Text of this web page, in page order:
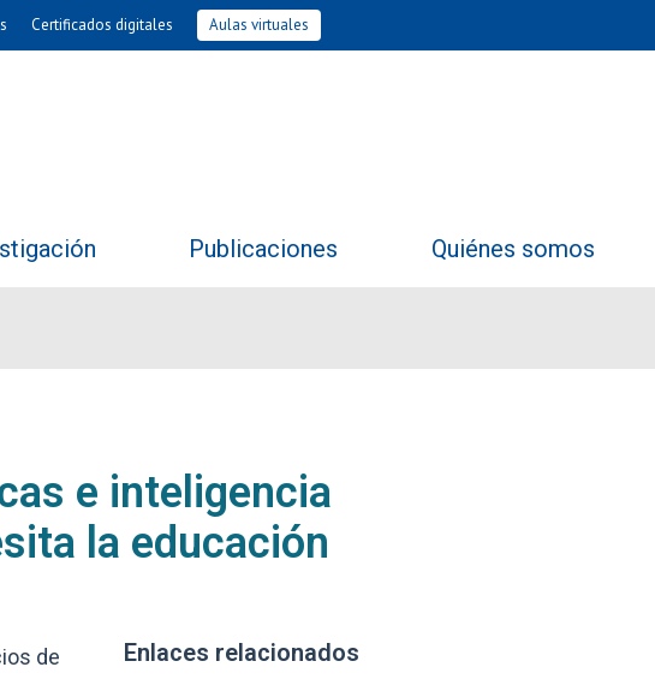
Certificados digitales Aulas virtuales
Publicaciones Quiénes somos
e inteligencia
la educación
Enlaces y documentos de interés
Enlaces relacionados
de